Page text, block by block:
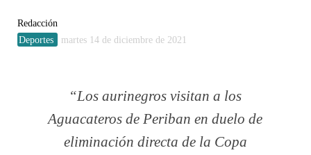
Redacción
Deportes
martes 14 de diciembre de 2021
Los aurinegros visitan a los
Aguacateros de Periban en duelo de
eliminación directa de la Copa